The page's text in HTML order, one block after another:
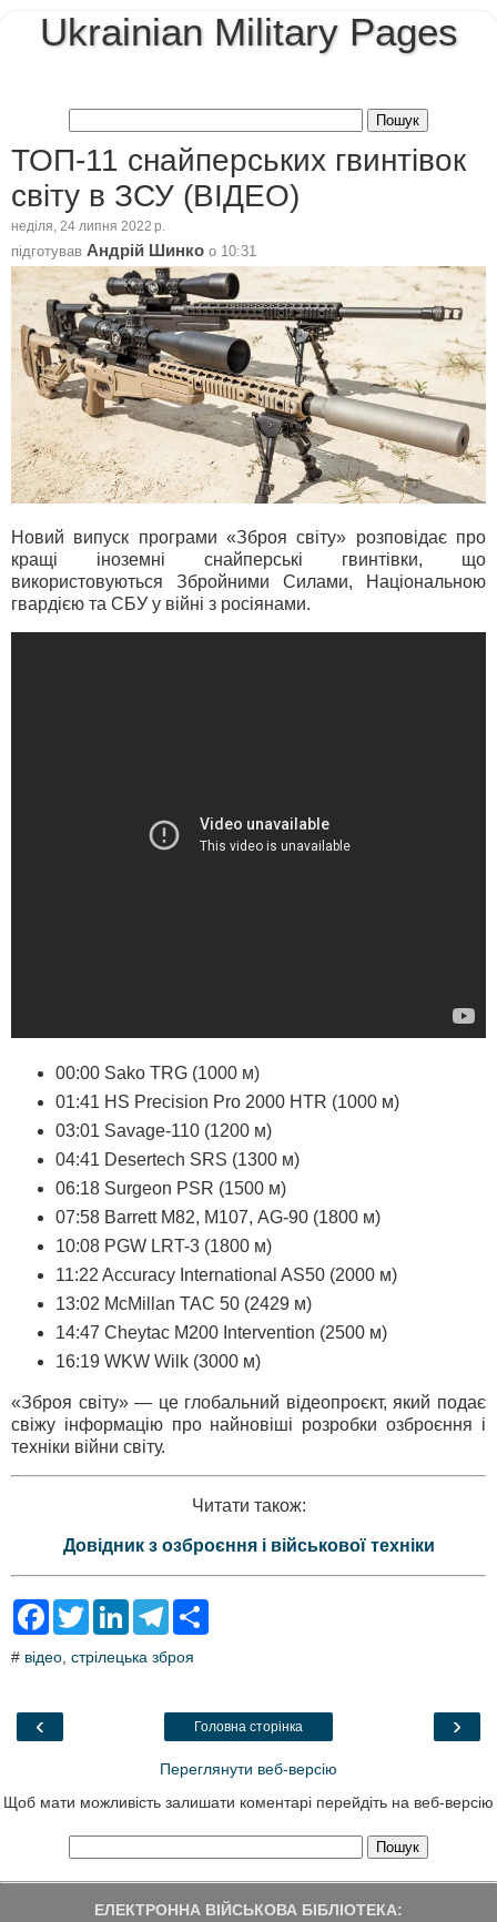
Ukrainian Military Pages
ТОП-11 снайперських гвинтівок
світу в ЗСУ (ВІДЕО)
неділя, 24 липня 2022 р.
підготував Андрій Шинко о 10:31
Новий випуск програми «Зброя світу» розповідає про
кращі іноземні снайперські гвинтівки, що
використовуються Збройними Силами, Національною
гвардією та СБУ у війні з росіянами.
00:00 Sako TRG (1000 м)
01:41 HS Precision Pro 2000 HTR (1000 м)
03:01 Savage-110 (1200 м)
04:41 Desertech SRS (1300 м)
06:18 Surgeon PSR (1500 м)
07:58 Barrett M82, М107, AG-90 (1800 м)
10:08 PGW LRT-3 (1800 м)
11:22 Accuracy International AS50 (2000 м)
13:02 McMillan TAC 50 (2429 м)
14:47 Cheytac M200 Intervention (2500 м)
16:19 WKW Wilk (3000 м)
«Зброя світу» — це глобальний відеопроєкт, який подає
свіжу інформацію про найновіші розробки озброєння і
техніки війни світу.
Читати також:
Довідник з озброєння і військової техніки
F
e
o
T
t
L
k
T
e
a
# відео стрілецька зброя
‹ ›
Головна сторінка
Переглянути веб-версію
Щоб мати можливість залишати коментарі перейдіть на веб-версію
ЕЛЕКТРОННА ВІЙСЬКОВА БІБЛІОТЕКА: